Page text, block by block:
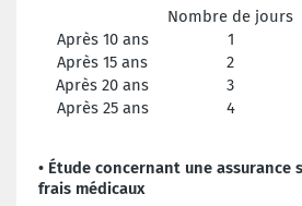
Nombre de jours
Après 10 ans
1
Après 15 ans
2
Après 20 ans
3
Après 25 ans
4
• Étude concernant une assurance
frais médicaux